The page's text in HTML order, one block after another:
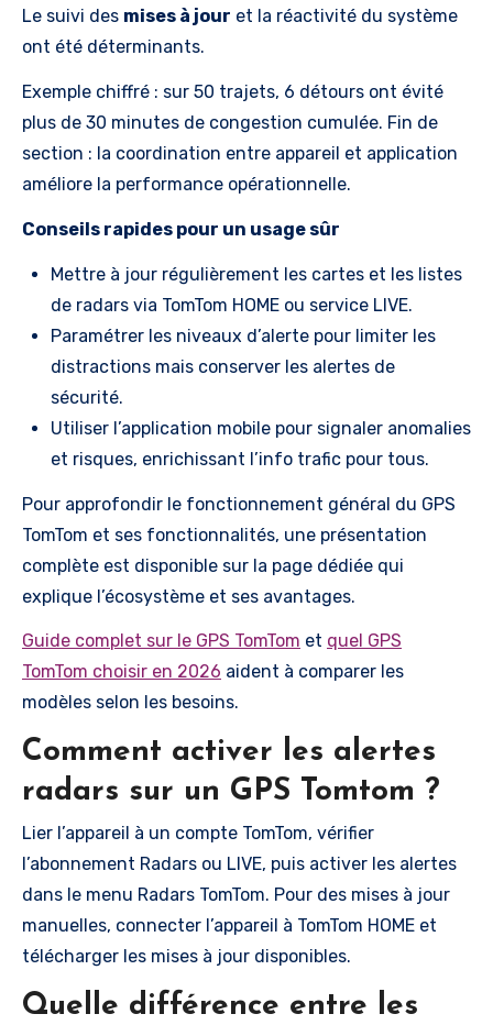
Le suivi des mises à jour et la réactivité du système
ont été déterminants.
Exemple chiffré : sur 50 trajets, 6 détours ont évité
plus de 30 minutes de congestion cumulée. Fin de
section : la coordination entre appareil et application
améliore la performance opérationnelle.
Conseils rapides pour un usage sûr
Mettre à jour régulièrement les cartes et les listes
de radars via TomTom HOME ou service LIVE.
Paramétrer les niveaux d’alerte pour limiter les
distractions mais conserver les alertes de
sécurité.
Utiliser l’application mobile pour signaler anomalies
et risques, enrichissant l’info trafic pour tous.
Pour approfondir le fonctionnement général du GPS
TomTom et ses fonctionnalités, une présentation
complète est disponible sur la page dédiée qui
explique l’écosystème et ses avantages.
Guide complet sur le GPS TomTom et quel GPS
TomTom choisir en 2026 aident à comparer les
modèles selon les besoins.
Comment activer les alertes
radars sur un GPS Tomtom ?
Lier l’appareil à un compte TomTom, vérifier
l’abonnement Radars ou LIVE, puis activer les alertes
dans le menu Radars TomTom. Pour des mises à jour
manuelles, connecter l’appareil à TomTom HOME et
télécharger les mises à jour disponibles.
Quelle différence entre les